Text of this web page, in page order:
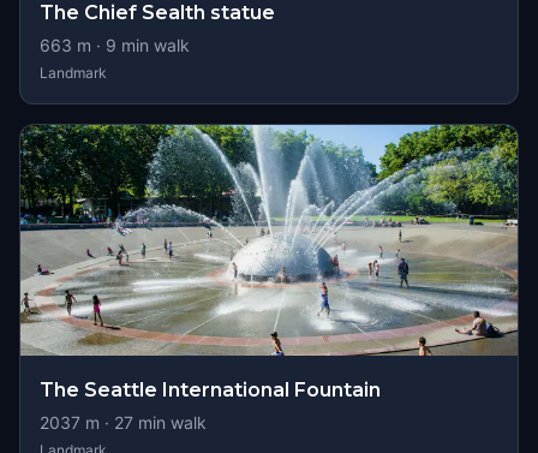
The Chief Sealth statue
663 m · 9 min walk
Landmark
The Seattle International Fountain
2037 m · 27 min walk